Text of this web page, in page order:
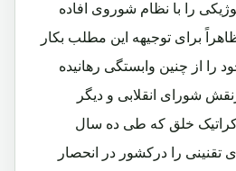
را با نظام شوروی افاده
برای توجیهه این مطلب بکار
را از چنین وابستگی رهانیده
شورای انقلابی و دیگر
خلق که طی ده سال
را درکشور در انحصار